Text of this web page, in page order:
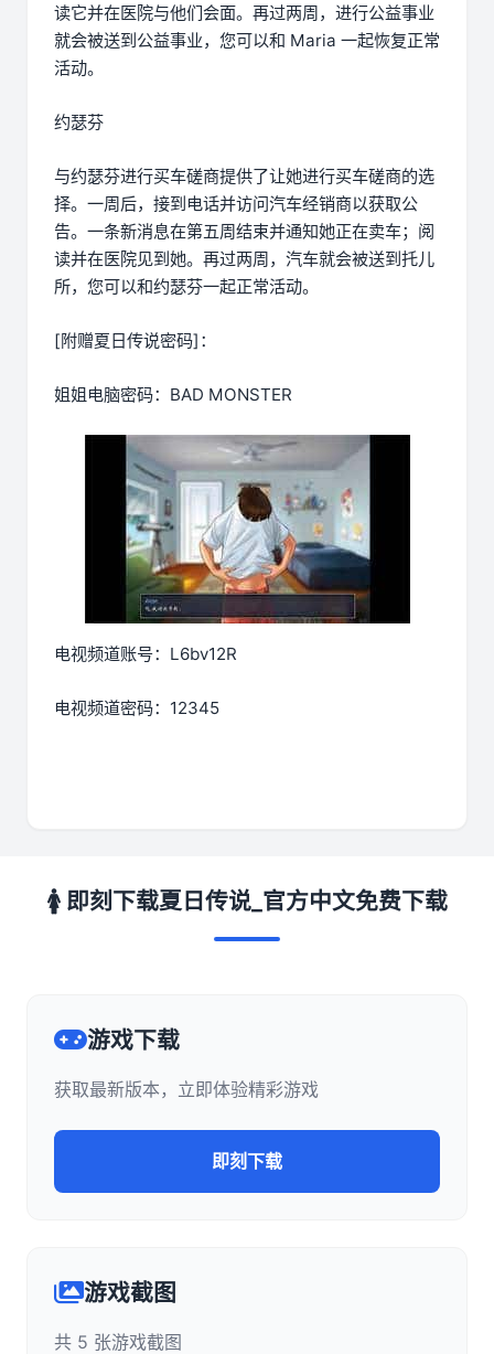
读它并在医院与他们会面。再过两周，进行公益事业
就会被送到公益事业，您可以和 Maria 一起恢复正常
活动。
约瑟芬
与约瑟芬进行买车磋商提供了让她进行买车磋商的选
择。一周后，接到电话并访问汽车经销商以获取公
告。一条新消息在第五周结束并通知她正在卖车；阅
读并在医院见到她。再过两周，汽车就会被送到托儿
所，您可以和约瑟芬一起正常活动。
[附赠夏日传说密码]：
姐姐电脑密码：BAD MONSTER
电视频道账号：L6bv12R
电视频道密码：12345
🚺 即刻下载夏日传说_官方中文免费下载
游戏下载
获取最新版本，立即体验精彩游戏
即刻下载
游戏截图
共 5 张游戏截图